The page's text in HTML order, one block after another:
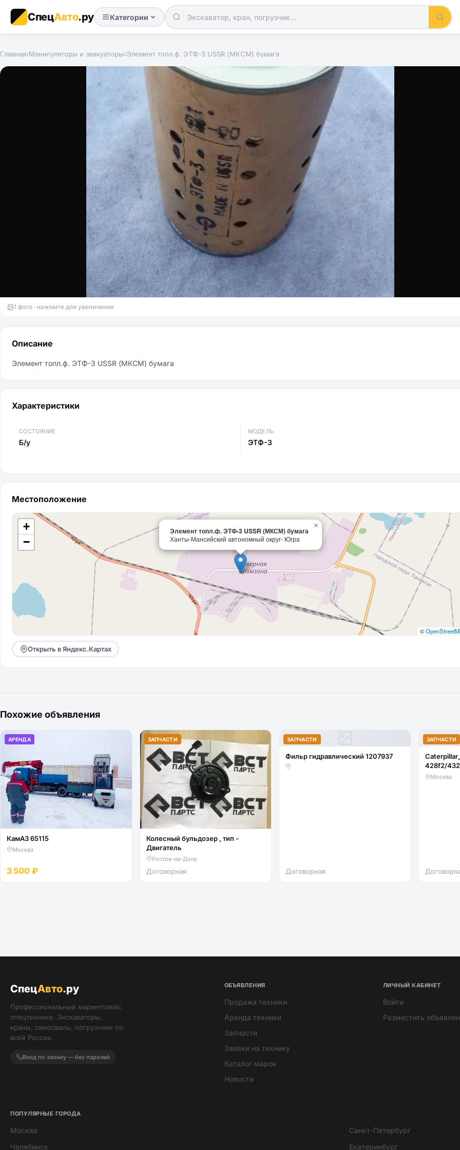
СпецАвто.ру Категории
Главная›Манипуляторы и эвакуаторы›Элемент топл.ф. ЭТФ-3 USSR (МКСМ) бумага
1 фото · нажмите для увеличения
Описание
Элемент топл.ф. ЭТФ-3 USSR (МКСМ) бумага
Характеристики
СОСТОЯНИЕ
Б/у
МОДЕЛЬ
ЭТФ-3
Местоположение
Элемент топл.ф. ЭТФ-3 USSR (МКСМ) бумага
Ханты-Мансийский автономный округ- Югра
×
+
−
©
Открыть в Яндекс.Картах
Похожие объявления
АРЕНДА
КамАЗ 65115
Москва
3 500 ₽
ЗАПЧАСТИ
Колесный бульдозер , тип -
Двигатель
Ростов-на-Дону
Договорная
ЗАПЧАСТИ
Фильр гидравлический 1207937
Договорная
ЗАПЧАСТИ
428f2/
стекло
Москва
СпецАвто.ру
Профессиональный маркетплейс
спецтехники. Экскаваторы,
краны, самосвалы, погрузчики по
всей России.
Вход по звонку — без паролей
ОБЪЯВЛЕНИЯ
Продажа техники
Аренда техники
Запчасти
Заявки на технику
Каталог марок
Новости
ЛИЧНЫЙ КАБИНЕТ
Войти
Разместить
ПОПУЛЯРНЫЕ ГОРОДА
Москва
Санкт-Петербург
Челябинск
Екатеринбург
ИИ-помощник · всегда онлайн